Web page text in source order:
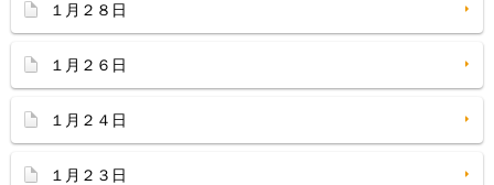
１月２８日
１月２６日
１月２４日
１月２３日